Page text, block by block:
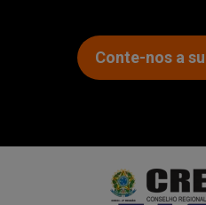
Conte-nos a